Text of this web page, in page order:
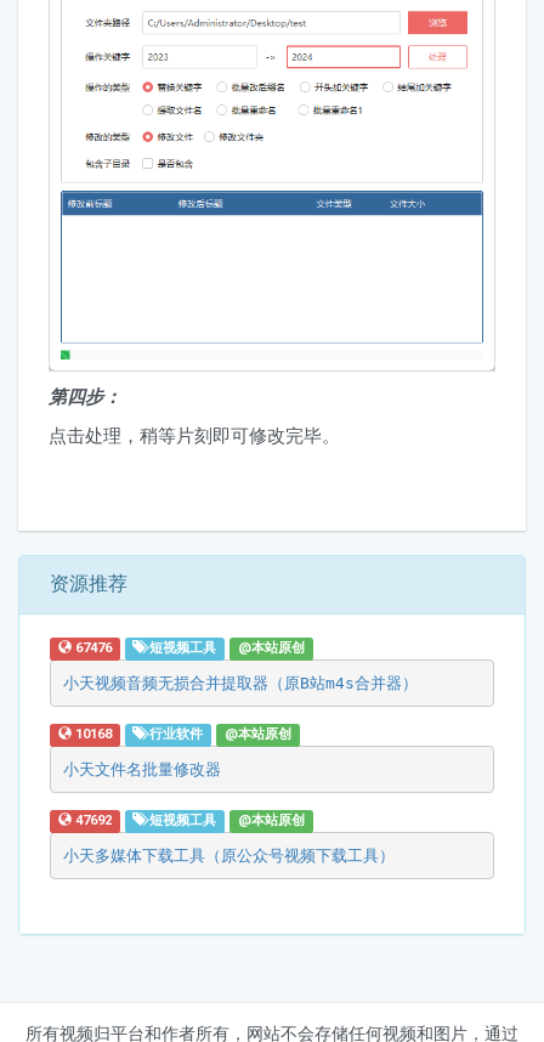
第四步：
点击处理，稍等片刻即可修改完毕。
资源推荐
67476 短视频工具 @本站原创
小天视频音频无损合并提取器（原B站m4s合并器）
10168 行业软件 @本站原创
小天文件名批量修改器
47692 短视频工具 @本站原创
小天多媒体下载工具（原公众号视频下载工具）
所有视频归平台和作者所有，网站不会存储任何视频和图片，通过